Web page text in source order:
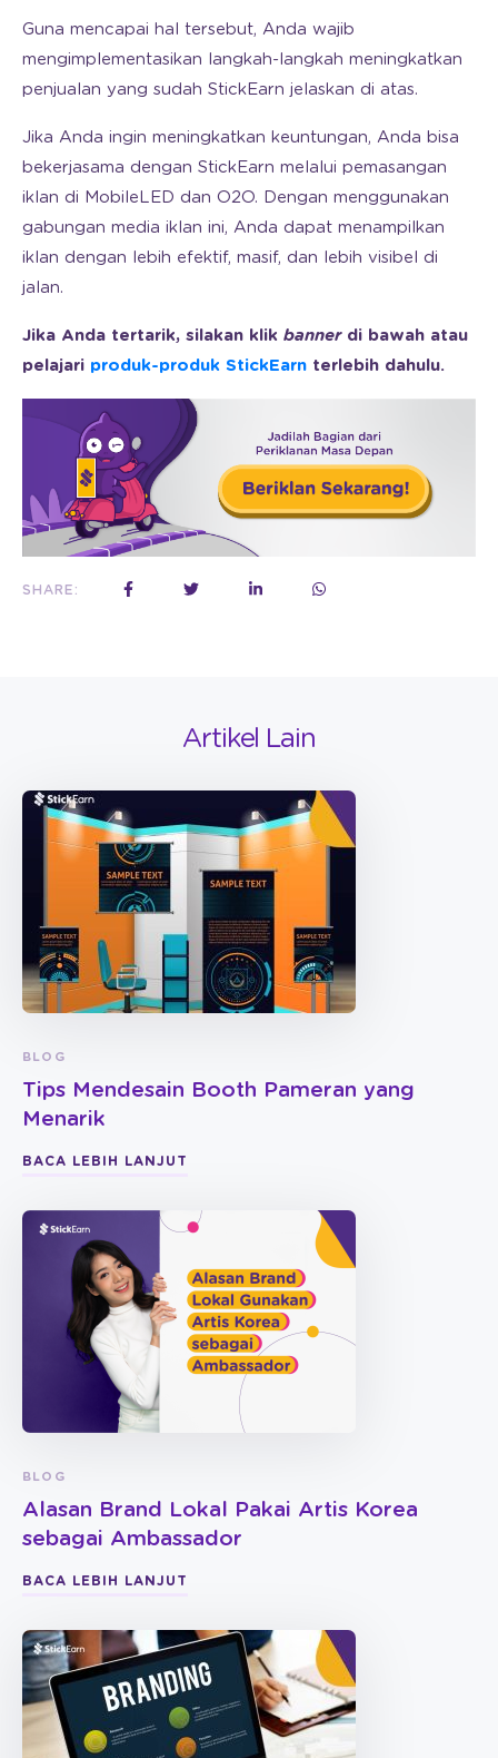
Guna mencapai hal tersebut, Anda wajib
mengimplementasikan langkah-langkah meningkatkan
penjualan yang sudah StickEarn jelaskan di atas.
Jika Anda ingin meningkatkan keuntungan, Anda bisa
bekerjasama dengan StickEarn melalui pemasangan
iklan di MobileLED dan O2O. Dengan menggunakan
gabungan media iklan ini, Anda dapat menampilkan
iklan dengan lebih efektif, masif, dan lebih visibel di
jalan.
Jika Anda tertarik, silakan klik bannerdi bawah atau
pelajari produk-produk StickEarn terlebih dahulu.
SHARE:
Artikel Lain
BLOG
Tips Mendesain Booth Pameran yang
Menarik
BACA LEBIH LANJUT
BLOG
Alasan Brand Lokal Pakai Artis Korea
sebagai Ambassador
BACA LEBIH LANJUT